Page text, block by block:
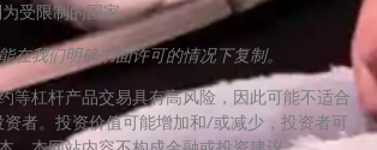
受限制的国家。
在我们明确书面许可的情况下复制。
等杠杆产品交易具有高风险，因此可能不适合
者。投资价值可能增加和/或减少，投资者可